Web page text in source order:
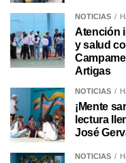
NOTICIAS
Atención
y salud
Artigas
NOTICIAS
¡Mente
lectura
José
NOTICIAS